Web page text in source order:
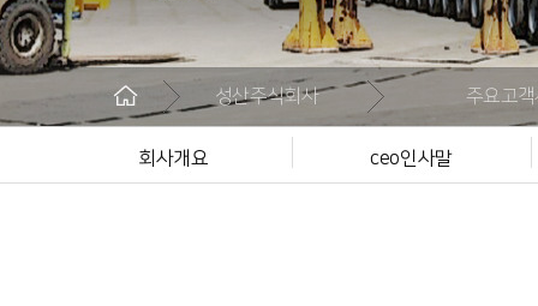
ceo
회사
조직
주
위치
성산주식회사 주요고
회사개요 ceo인사말